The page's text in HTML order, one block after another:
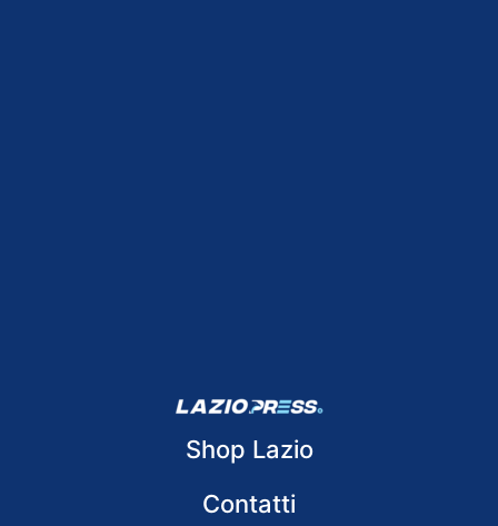
Shop Lazio
Contatti